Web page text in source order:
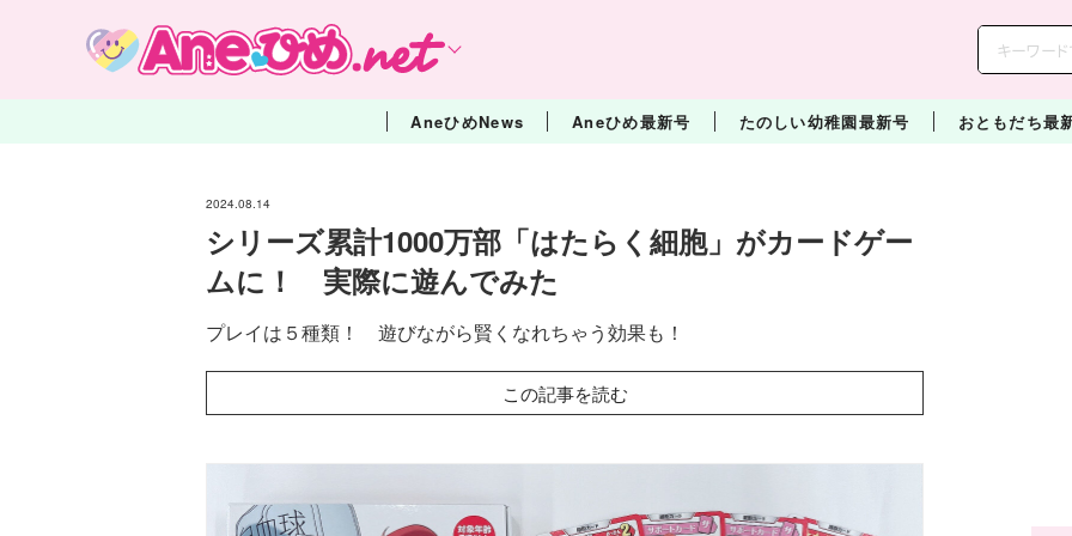
AneひめNews Aneひめ最新号 たのしい幼稚園最新号 おともだち最
2024.08.14
シリーズ累計1000万部「はたらく細胞」がカードゲー
ムに！ 実際に遊んでみた
プレイは５種類！ 遊びながら賢くなれちゃう効果も！
この記事を読む